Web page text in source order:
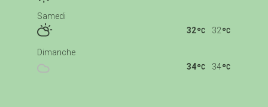
Samedi
32
32
Dimanche
34
34